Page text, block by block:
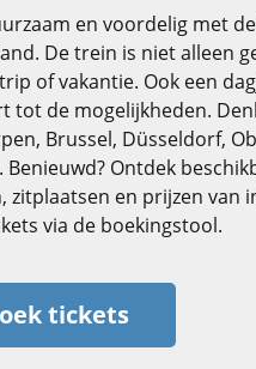
en voordelig met
De trein is niet alleen
of vakantie. Ook een
tot de mogelijkheden.
Brussel, Düsseldorf,
Benieuwd? Ontdek
zitplaatsen en prijzen van
via de boekingstool.
tickets